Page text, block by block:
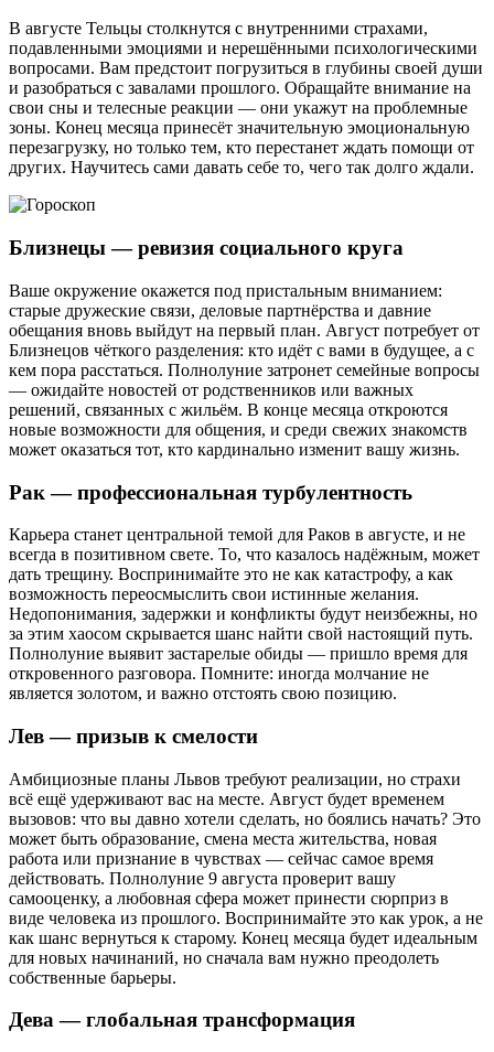
В августе Тельцы столкнутся с внутренними страхами,
подавленными эмоциями и нерешёнными психологическими
вопросами. Вам предстоит погрузиться в глубины своей души
и разобраться с завалами прошлого. Обращайте внимание на
свои сны и телесные реакции — они укажут на проблемные
зоны. Конец месяца принесёт значительную эмоциональную
перезагрузку, но только тем, кто перестанет ждать помощи от
других. Научитесь сами давать себе то, чего так долго ждали.
Близнецы — ревизия социального круга
Ваше окружение окажется под пристальным вниманием:
старые дружеские связи, деловые партнёрства и давние
обещания вновь выйдут на первый план. Август потребует от
Близнецов чёткого разделения: кто идёт с вами в будущее, а с
кем пора расстаться. Полнолуние затронет семейные вопросы
— ожидайте новостей от родственников или важных
решений, связанных с жильём. В конце месяца откроются
новые возможности для общения, и среди свежих знакомств
может оказаться тот, кто кардинально изменит вашу жизнь.
Рак — профессиональная турбулентность
Карьера станет центральной темой для Раков в августе, и не
всегда в позитивном свете. То, что казалось надёжным, может
дать трещину. Воспринимайте это не как катастрофу, а как
возможность переосмыслить свои истинные желания.
Недопонимания, задержки и конфликты будут неизбежны, но
за этим хаосом скрывается шанс найти свой настоящий путь.
Полнолуние выявит застарелые обиды — пришло время для
откровенного разговора. Помните: иногда молчание не
является золотом, и важно отстоять свою позицию.
Лев — призыв к смелости
Амбициозные планы Львов требуют реализации, но страхи
всё ещё удерживают вас на месте. Август будет временем
вызовов: что вы давно хотели сделать, но боялись начать? Это
может быть образование, смена места жительства, новая
работа или признание в чувствах — сейчас самое время
действовать. Полнолуние 9 августа проверит вашу
самооценку, а любовная сфера может принести сюрприз в
виде человека из прошлого. Воспринимайте это как урок, а не
как шанс вернуться к старому. Конец месяца будет идеальным
для новых начинаний, но сначала вам нужно преодолеть
собственные барьеры.
Дева — глобальная трансформация